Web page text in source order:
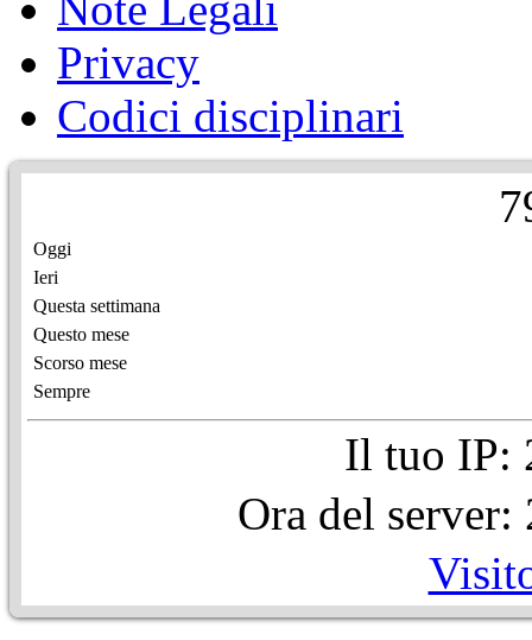
Privacy
Codici disciplinari
7
Oggi
Ieri
Questa settimana
Questo mese
Scorso mese
Sempre
Il tuo IP:
Ora del